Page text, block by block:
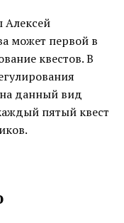
Алексей
может первой в
квестов. В
данный вид
пятый квест